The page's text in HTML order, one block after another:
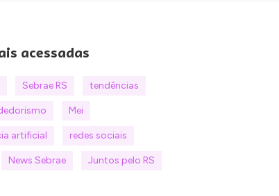
acessadas
Sebrae RS tendências
Mei
artificial redes sociais
News Sebrae Juntos pelo RS